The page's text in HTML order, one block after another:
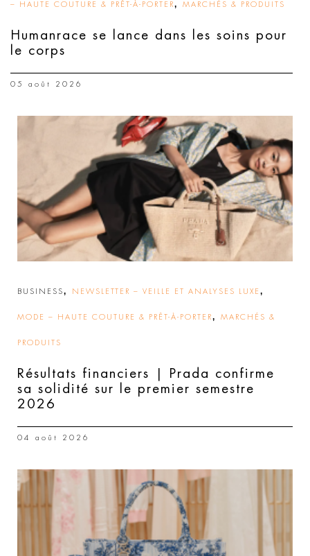
– HAUTE COUTURE & PRÊT-À-PORTER, MARCHÉS & PRODUITS
Humanrace se lance dans les soins pour
le corps
05 août 2026
BUSINESS, NEWSLETTER – VEILLE ET ANALYSES LUXE ,
MODE – HAUTE COUTURE & PRÊT-À-PORTER, MARCHÉS &
PRODUITS
Résultats financiers | Prada confirme
sa solidité sur le premier semestre
2026
04 août 2026